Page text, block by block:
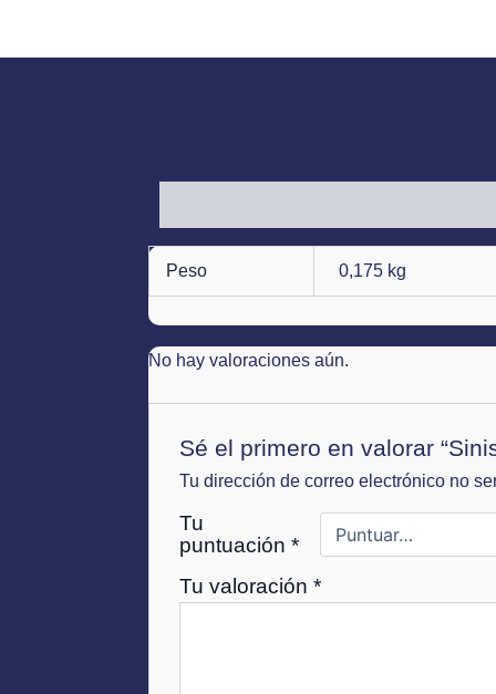
Peso 0,175 kg
No hay valoraciones aún.
Sé el primero en valorar
Tu dirección de correo electrónico no
Tu
puntuación*
Tu valoración*